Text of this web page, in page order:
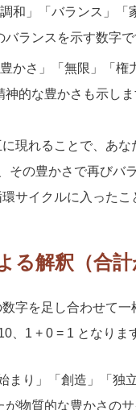
調和」「バランス」
ランスを示す数字で
豊かさ」「無限」「
的な豊かさも示しま
現れることで、あ
その豊かさで再びバ
サイクルに入ったこ
る解釈（合計
字を足し合わせて
、1 + 0 = 1 となりま
まり」「創造」「独
が物質的な豊かさの